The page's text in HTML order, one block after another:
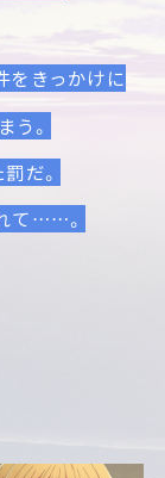
をきっかけに
う。
だ。
て……。